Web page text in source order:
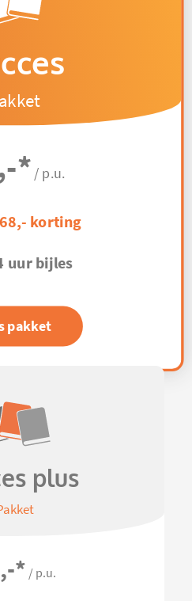
* / p.u.
korting
uur bijles
pakket
plus
* / p.u.